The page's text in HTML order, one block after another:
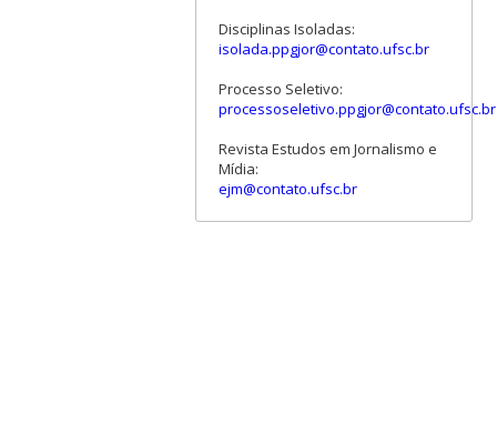
Disciplinas Isoladas:
isolada.ppgjor@contato.ufsc.br
Processo Seletivo:
processoseletivo.ppgjor@contato.ufsc.br
Revista Estudos em Jornalismo e
Mídia:
ejm@contato.ufsc.br